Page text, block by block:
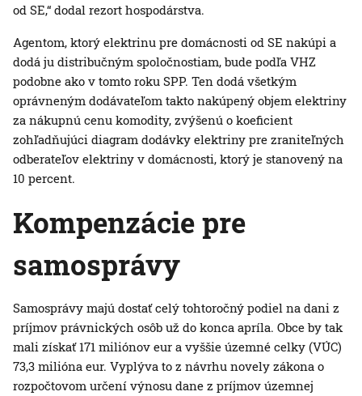
od SE,“ dodal rezort hospodárstva.
Agentom, ktorý elektrinu pre domácnosti od SE nakúpi a
dodá ju distribučným spoločnostiam, bude podľa VHZ
podobne ako v tomto roku SPP. Ten dodá všetkým
oprávneným dodávateľom takto nakúpený objem elektriny
za nákupnú cenu komodity, zvýšenú o koeficient
zohľadňujúci diagram dodávky elektriny pre zraniteľných
odberateľov elektriny v domácnosti, ktorý je stanovený na
10 percent.
Kompenzácie pre
samosprávy
Samosprávy majú dostať celý tohtoročný podiel na dani z
príjmov právnických osôb už do konca apríla. Obce by tak
mali získať 171 miliónov eur a vyššie územné celky (VÚC)
73,3 milióna eur. Vyplýva to z návrhu novely zákona o
rozpočtovom určení výnosu dane z príjmov územnej